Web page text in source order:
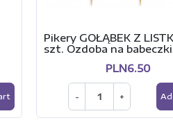
Pikery GOŁĄBEK Z
szt. Ozdoba na babeczki
PLN6.50
- +